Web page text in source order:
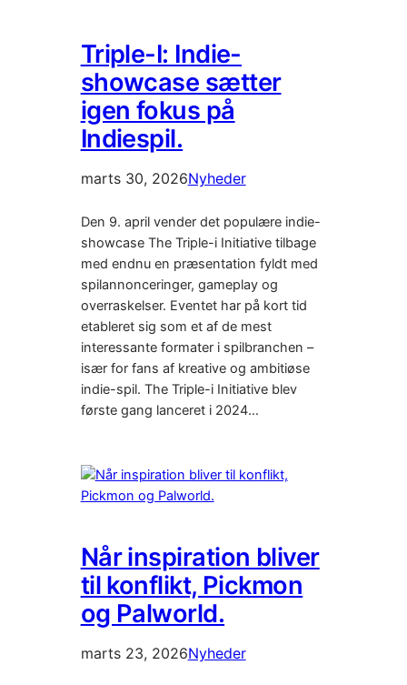
Triple-I: Indie-
showcase sætter
igen fokus på
Indiespil.
marts 30, 2026Nyheder
Den 9. april vender det populære indie-
showcase The Triple-i Initiative tilbage
med endnu en præsentation fyldt med
spilannonceringer, gameplay og
overraskelser. Eventet har på kort tid
etableret sig som et af de mest
interessante formater i spilbranchen –
især for fans af kreative og ambitiøse
indie-spil. The Triple-i Initiative blev
første gang lanceret i 2024…
Når inspiration bliver
til konflikt, Pickmon
og Palworld.
marts 23, 2026Nyheder